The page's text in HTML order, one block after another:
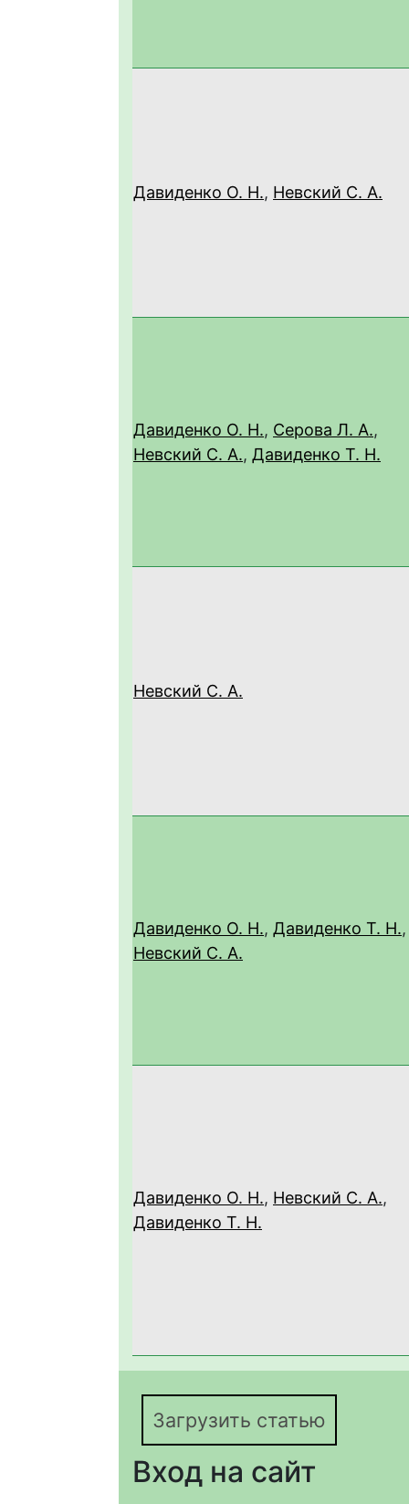
Давиденко О. Н., Невский С. А.
Давиденко О. Н., Серова Л. А.,
Невский С. А., Давиденко Т. Н.
Невский С. А.
Давиденко О. Н., Давиденко Т. Н.,
Невский С. А.
Давиденко О. Н., Невский С. А.,
Давиденко Т. Н.
Загрузить статью
Вход на сайт